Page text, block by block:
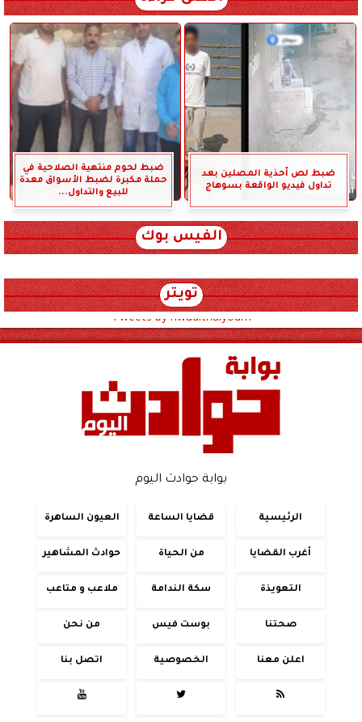
ضبط لص أحذية المصلين بعد
تداول فيديو الواقعة بسوهاج
ضبط لحوم منتهية الصلاحية في
حملة مكبرة لضبط الأسواق معدة
للبيع والتداول...
الفيس بوك
تويتر
Tweets by hwadithalyoum
بوابة حوادث اليوم
الرئيسية قضايا الساعة العيون الساهرة
أغرب القضايا من الحياة حوادث المشاهير
التعويذة سكة الندامة ملاعب و متاعب
صحتنا بوست فيس من نحن
اعلن معنا الخصوصية اتصل بنا


